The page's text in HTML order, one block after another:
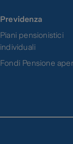
Previdenza
Piani pensionistici
individuali
Fondi Pensione